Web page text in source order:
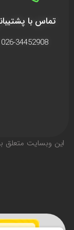
تماس با
026-34452908
اين وبسايت